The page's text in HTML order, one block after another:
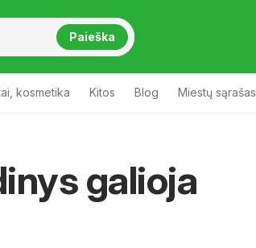
Paieška
kosmetika Kitos Blog Miestų sąrašas
galioja